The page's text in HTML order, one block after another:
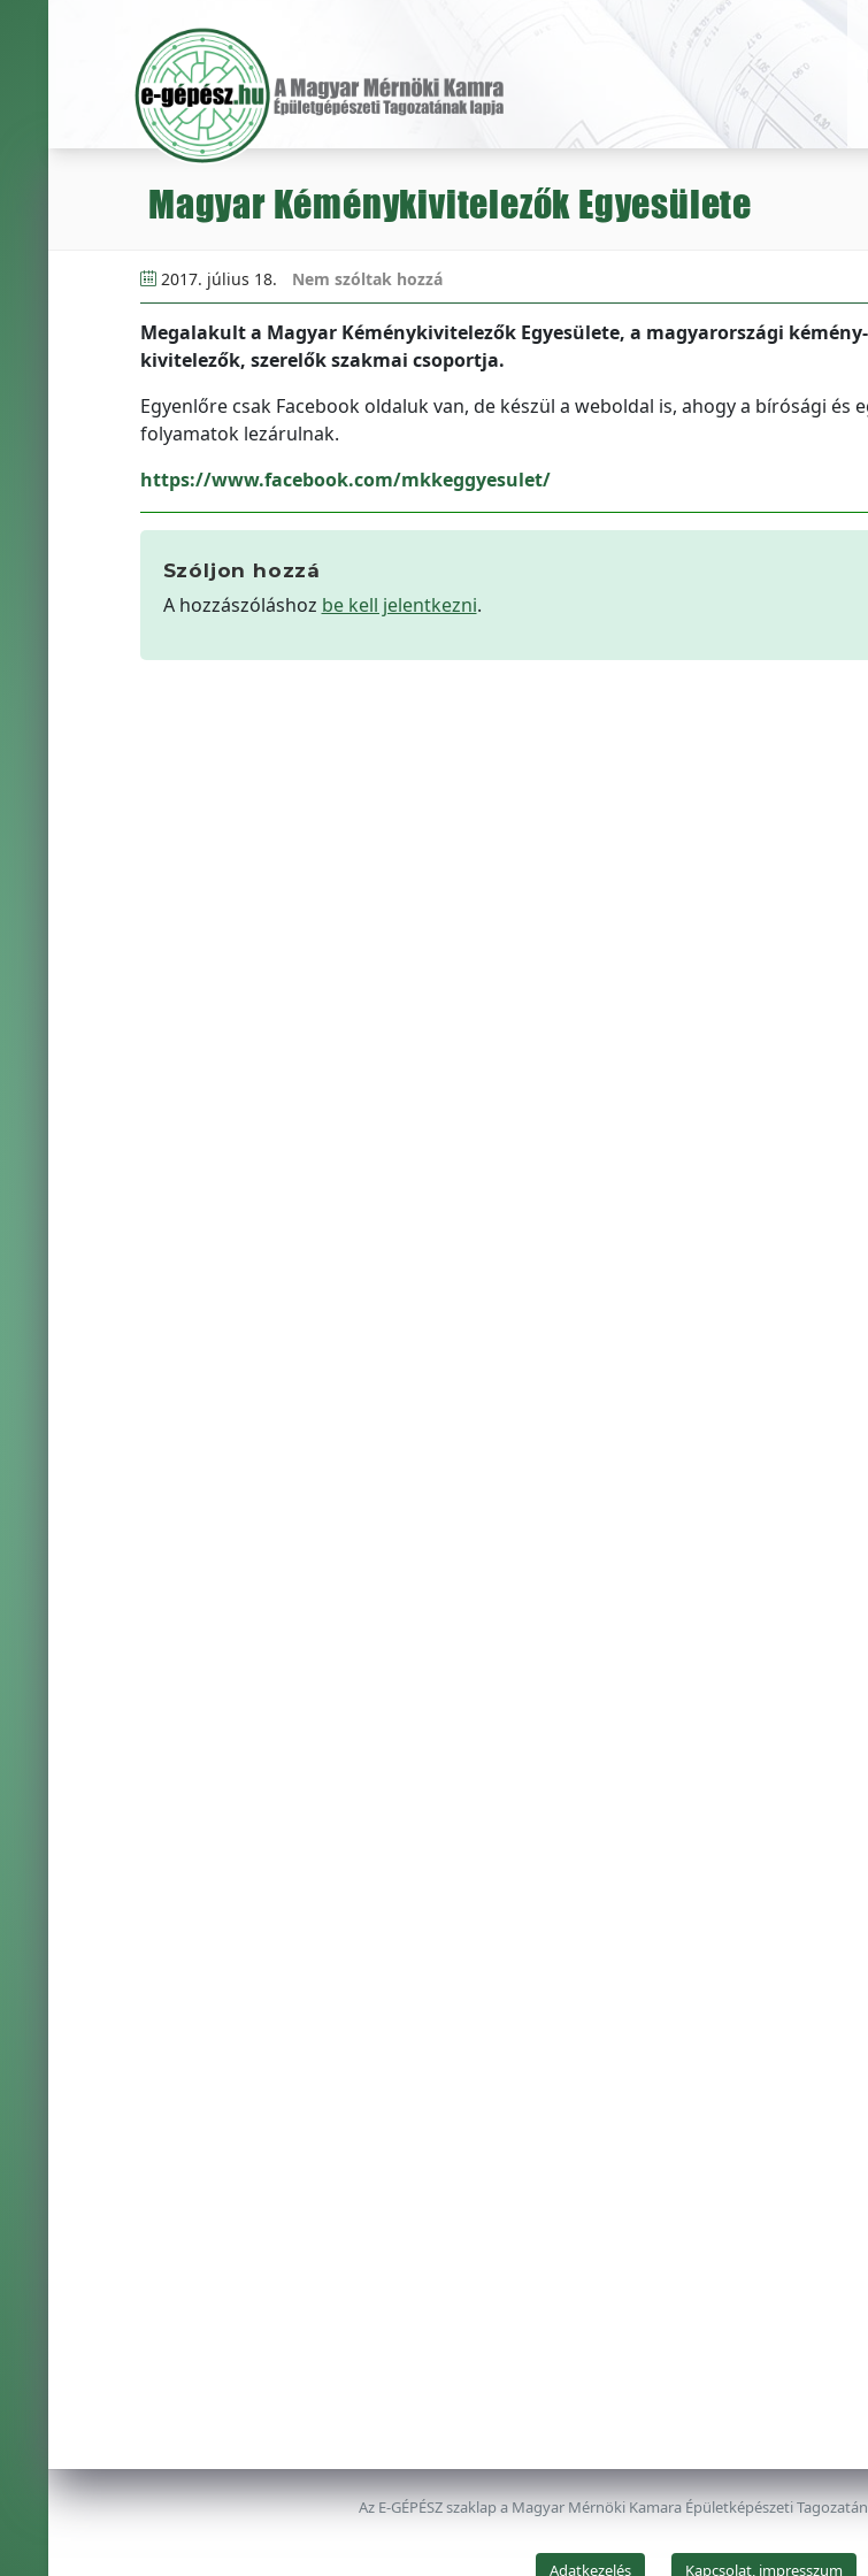
Magyar Kéménykivitelezők Egyesülete
2017. július 18. Nem szóltak hozzá
Megalakult a Magyar Kéménykivitelezők Egyesülete, a magyarországi
kivitelezők, szerelők szakmai csoportja.
Egyenlőre csak Facebook oldaluk van, de készül a weboldal is, ahogy a bírósági és
folyamatok lezárulnak.
https://www.facebook.com/mkkeggyesulet/
Szóljon hozzá
A hozzászóláshoz be kell jelentkezni.
Az E-GÉPÉSZ szaklap a Magyar Mérnöki Kamara Épületképészeti
Adatkezelés Kapcsolat, impresszum